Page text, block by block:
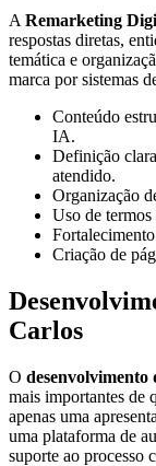
A Remarketing
respostas diretas,
temática e
marca por sistemas
Conteúdo
IA.
Definição
atendido.
Organização
Uso de termos
Criação de
Carlos
O desenvolvimento
mais importantes de
apenas uma
uma plataforma de
suporte ao processo